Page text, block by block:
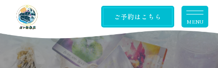
ご予約はこちら
MENU